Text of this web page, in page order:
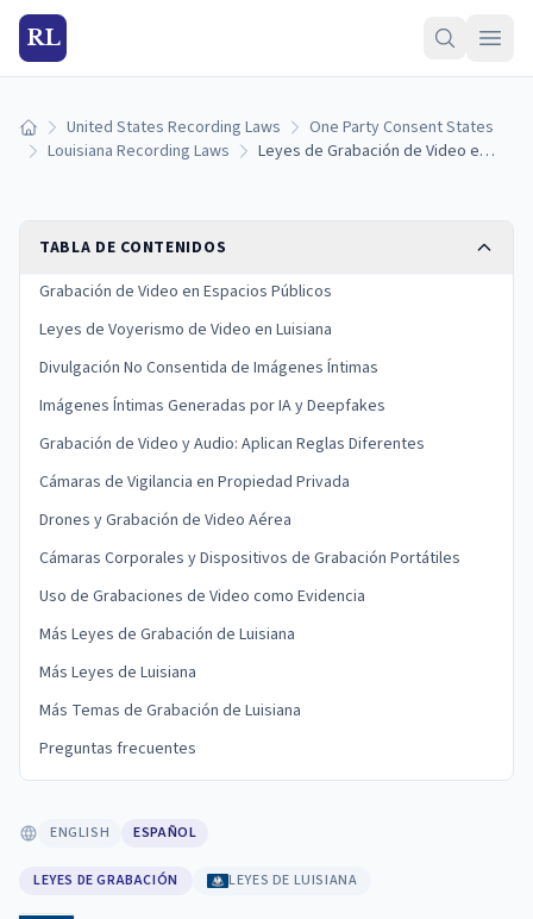
RL
Inicio United States Recording Laws
One Party Consent States
Louisiana Recording Laws
Leyes de Grabación de Video en Luisiana: Reglas de Vigilancia y Límites de Privacidad
TABLA DE CONTENIDOS
Grabación de Video en Espacios Públicos
Leyes de Voyerismo de Video en Luisiana
Divulgación No Consentida de Imágenes Íntimas
Imágenes Íntimas Generadas por IA y Deepfakes
Grabación de Video y Audio: Aplican Reglas Diferentes
Cámaras de Vigilancia en Propiedad Privada
Drones y Grabación de Video Aérea
Cámaras Corporales y Dispositivos de Grabación Portátiles
Uso de Grabaciones de Video como Evidencia
Más Leyes de Grabación de Luisiana
Más Leyes de Luisiana
Más Temas de Grabación de Luisiana
Preguntas frecuentes
ENGLISH ESPAÑOL
LEYES DE GRABACIÓN LEYES DE LUISIANA